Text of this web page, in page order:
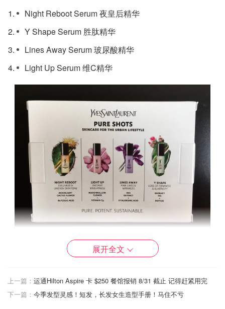
Night Reboot Serum 夜皇后精华
Y Shape Serum 胜肽精华
Lines Away Serum 玻尿酸精华
Light Up Serum 维C精华
展开全文
上一篇： 运通Hilton Aspire 卡 $250 餐馆报销 8/31 截止 记得赶紧用完
下一篇： 今季发型灵感！短发，长发女生造型手册！马住不亏